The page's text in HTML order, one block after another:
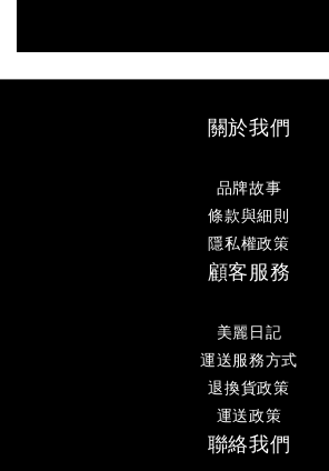
關於我們
品牌故事
條款與細則
隱私權政策
顧客服務
美麗日記
運送服務方式
退換貨政策
運送政策
聯絡我們